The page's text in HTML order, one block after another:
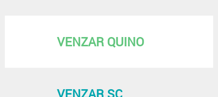
VENZAR QUINO
VENZAR SC